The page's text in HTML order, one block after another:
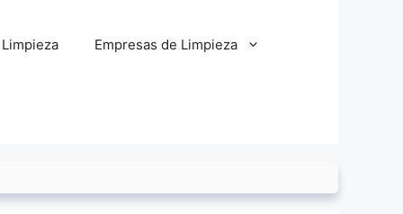
Empresas de Limpieza